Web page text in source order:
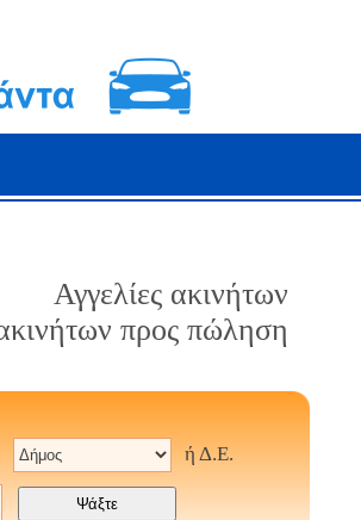
Αγγελίες ακινήτων
προς πώληση
ή Δ.Ε.